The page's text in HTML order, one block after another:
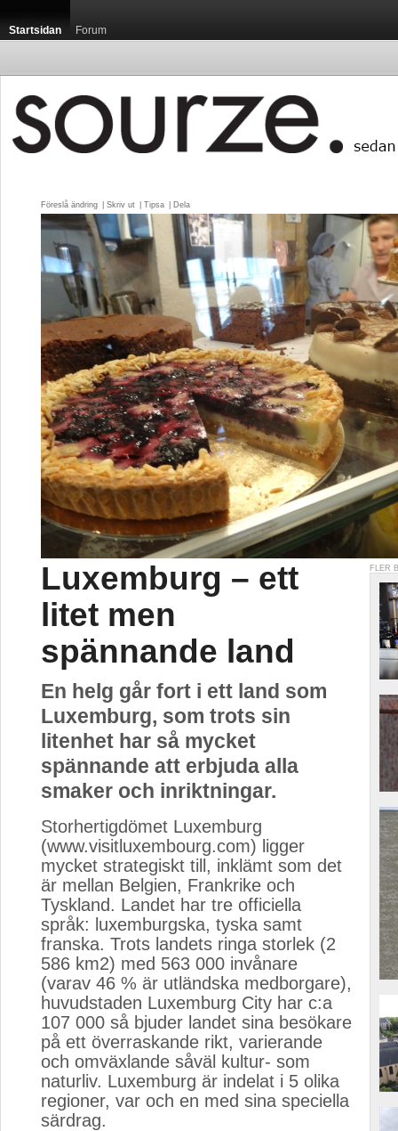
Startsidan Forum
Föreslå ändring Skriv ut Tipsa Dela
FLER
Luxemburg – ett
litet men
spännande land
En helg går fort i ett land som
Luxemburg, som trots sin
litenhet har så mycket
spännande att erbjuda alla
smaker och inriktningar.
Storhertigdömet Luxemburg
(www.visitluxembourg.com) ligger
mycket strategiskt till, inklämt som det
är mellan Belgien, Frankrike och
Tyskland. Landet har tre officiella
språk: luxemburgska, tyska samt
franska. Trots landets ringa storlek (2
586 km2) med 563 000 invånare
(varav 46 % är utländska medborgare),
huvudstaden Luxemburg City har c:a
107 000 så bjuder landet sina besökare
på ett överraskande rikt, varierande
och omväxlande såväl kultur- som
naturliv. Luxemburg är indelat i 5 olika
regioner, var och en med sina speciella
särdrag.